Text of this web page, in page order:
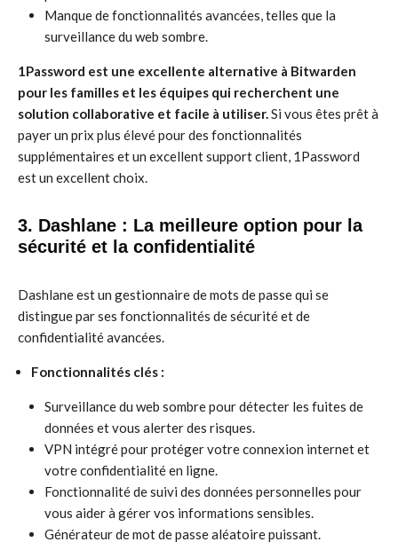
Manque de fonctionnalités avancées, telles que la
surveillance du web sombre.
1Password est une excellente alternative à Bitwarden
pour les familles et les équipes qui recherchent une
solution collaborative et facile à utiliser.Si vous êtes prêt à
payer un prix plus élevé pour des fonctionnalités
supplémentaires et un excellent support client, 1Password
est un excellent choix.
3. Dashlane : La meilleure option pour la
sécurité et la confidentialité
Dashlane est un gestionnaire de mots de passe qui se
distingue par ses fonctionnalités de sécurité et de
confidentialité avancées.
Fonctionnalités clés :
Surveillance du web sombre pour détecter les fuites de
données et vous alerter des risques.
VPN intégré pour protéger votre connexion internet et
votre confidentialité en ligne.
Fonctionnalité de suivi des données personnelles pour
vous aider à gérer vos informations sensibles.
Générateur de mot de passe aléatoire puissant.